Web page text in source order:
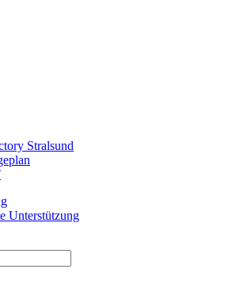
Stralsund
Unterstützung